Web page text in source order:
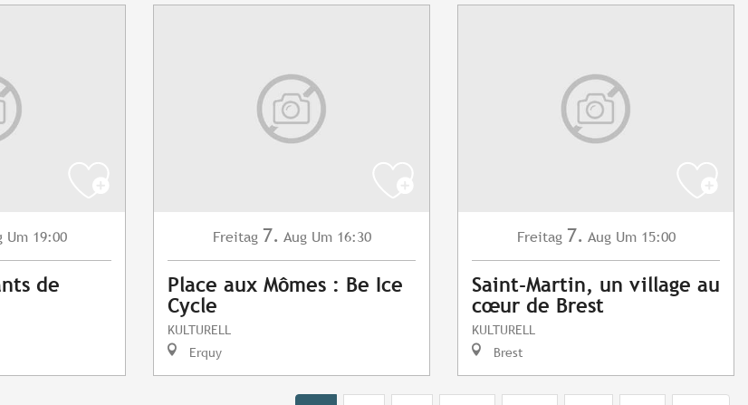
Um 19:00
de
Freitag 7. Aug Um 16:30
Place aux Mômes : Be Ice
Cycle
KULTURELL
Erquy
Freitag 7. Aug Um 15:00
Saint-Martin, un village au
cœur de Brest
KULTURELL
Brest